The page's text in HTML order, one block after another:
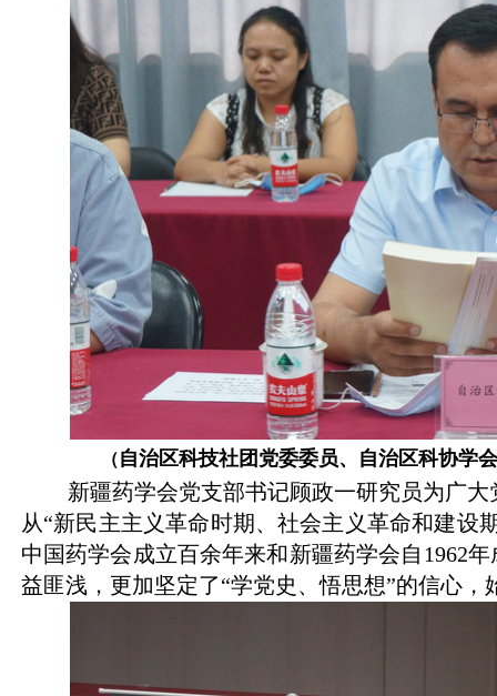
（自治区科技社团党委委员、自治区科协学
新疆药学会党支部书记顾政一研究员为广
从“新民主主义革命时期、社会主义革命和建设
中国药学会成立百余年来和新疆药学会自 1962年
益匪浅，更加坚定了“学党史、悟思想”的信心